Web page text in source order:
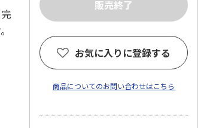
。
お気に入りに登録する
商品についてのお問い合わせはこちら